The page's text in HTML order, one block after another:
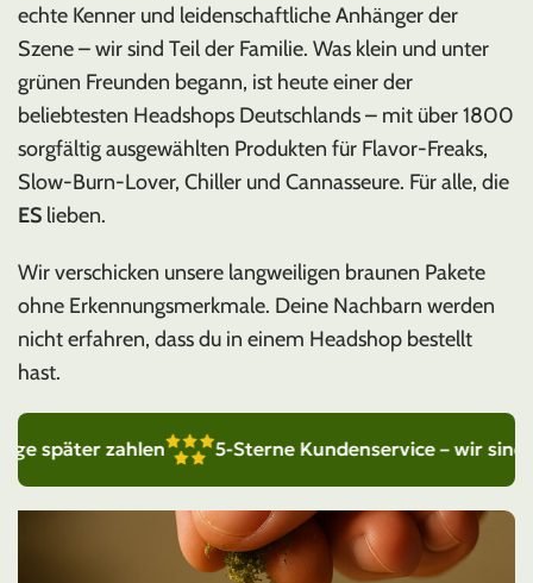
echte Kenner und leidenschaftliche Anhänger der
Szene – wir sind Teil der Familie. Was klein und unter
grünen Freunden begann, ist heute einer der
beliebtesten Headshops Deutschlands – mit über 1800
sorgfältig ausgewählten Produkten für Flavor-Freaks,
Slow-Burn-Lover, Chiller und Cannasseure. Für alle, die
ES lieben.
Wir verschicken unsere langweiligen braunen Pakete
ohne Erkennungsmerkmale. Deine Nachbarn werden
nicht erfahren, dass du in einem Headshop bestellt
hast.
zahlen 5-Sterne Kundenservice – wir sind für dich